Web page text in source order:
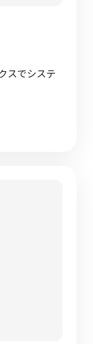
スでシステ